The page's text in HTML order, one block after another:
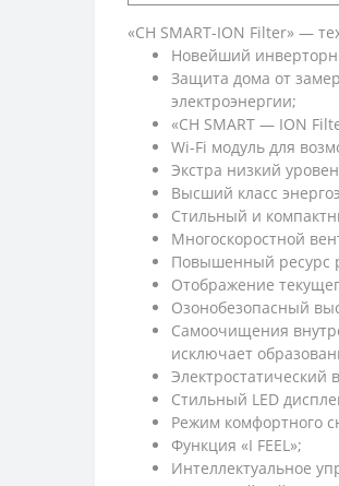
«CH SMART-ION Filter» —
Новейший
Защита дома от
электроэнергии;
«CH SMART — ION
Wi-Fi модуль для
Экстра низкий
Высший класс
Стильный и
Многоскоростной
Повышенный ресурс
Отображение
Озонобезопасный
Самоочищения
исключает
Электростатический
Стильный LED
Режим комфортного
Функция «I FEEL»;
Интеллектуальное